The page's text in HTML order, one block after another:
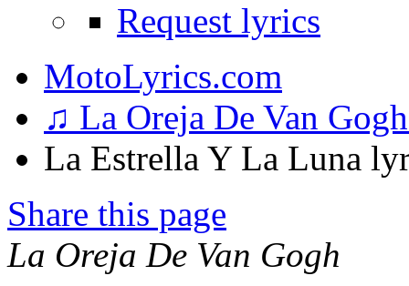
Request lyrics
MotoLyrics.com
♫ La Oreja De Van
La Estrella Y La Luna
Share this page
La Oreja De Van Gogh